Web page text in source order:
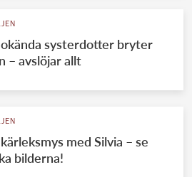
systerdotter bryter
– avslöjar allt
med Silvia – se
bilderna!